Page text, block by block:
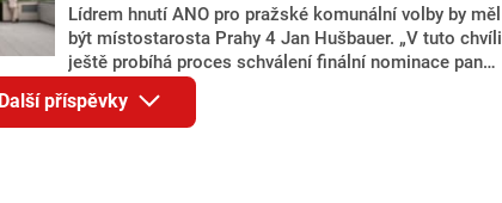
Lídrem hnutí ANO pro pražské komunální volby by měl
být místostarosta Prahy 4 Jan Hušbauer. „V tuto chvíli
ještě probíhá proces schválení finální nominace pana
Jana Hušbauera Výborem hnutí ANO,“ uvedl pro
redakci místopředseda pražského ANO Martin
Benkovič. O Hušbauerovi se spekulovalo jako o
Další příspěvky